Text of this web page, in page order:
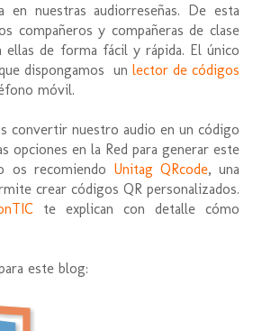
en nuestras audiorreseñas. De esta
compañeros y compañeras de clase
ellas de forma fácil y rápida. El único
dispongamos un lector de códigos
móvil.
convertir nuestro audio en un código
opciones en la Red para generar este
os recomiendo Unitag QRcode, una
crear códigos QR personalizados.
te explican con detalle cómo
este blog: